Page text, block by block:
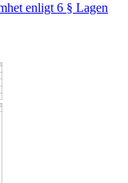
enligt 6 § Lagen